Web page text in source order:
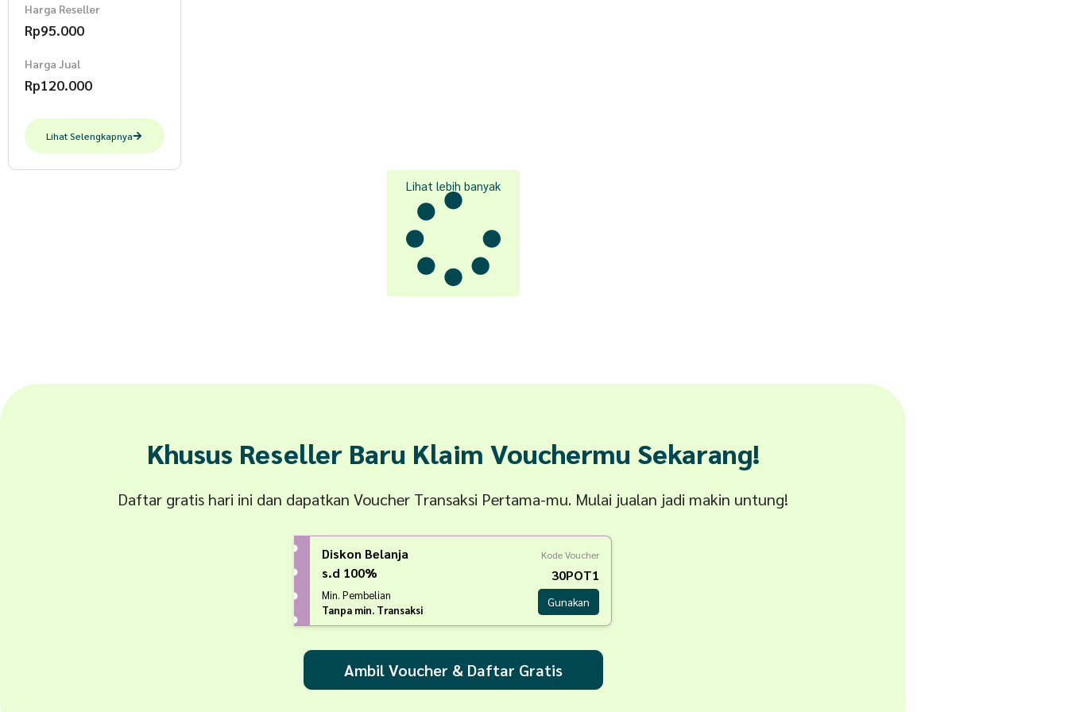
Harga Reseller
Rp95.000
Harga Jual
Rp120.000
Lihat Selengkapnya
Lihat lebih banyak
Khusus Reseller Baru Klaim Vouchermu Sekarang!
Daftar gratis hari ini dan dapatkan Voucher Transaksi Pertama-mu. Mulai jualan jadi makin untung!
Diskon Belanja
s.d 100%
Min. Pembelian
Tanpa min. Transaksi
Kode Voucher
30POT1
Gunakan
Ambil Voucher & Daftar Gratis